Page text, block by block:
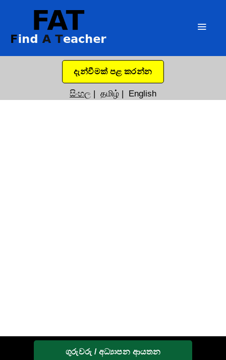
දැන්වීමක් පළ කරන්න
සිංහල | தமிழ் | English
ගුරුවරු / අධ්‍යාපන ආයතන